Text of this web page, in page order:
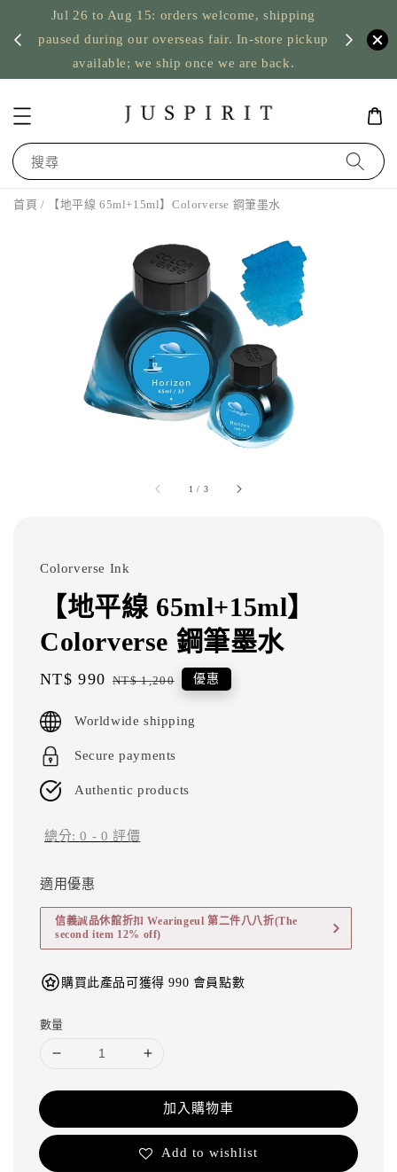
Jul 26 to Aug 15: orders welcome, shipping
paused during our overseas fair. In-store pickup
available; we ship once we are back.
US
搜尋
首頁 / 【地平線 65ml+15ml】Colorverse 鋼筆墨水
1 / 3
Colorverse Ink
【地平線 65ml+15ml】
Colorverse 鋼筆墨水
Sale
NT$ 990 Regular
NT$ 1,200 優惠
Worldwide shipping
Secure payments
Authentic products
總分:0 - 0 評價
適用優惠
信義誠品休館折扣 Wearingeul 第二件八八折(The
second item 12% off)
購買此產品可獲得 990 會員點數
數量
加入購物車
Add to wishlist